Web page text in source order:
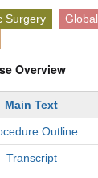
Surgery
Overview
Main Text
Outline
Transcript